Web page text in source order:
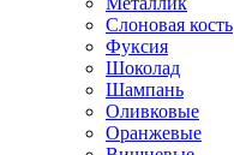
Слоновая кость
Фуксия
Шоколад
Шампань
Оливковые
Оранжевые